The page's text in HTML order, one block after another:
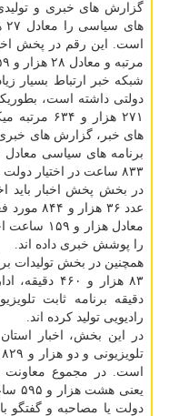
گزارش های خبری و
مرتبه و معادل ۲۸ هزار و ۹۵۹ دقیقه را نشان داده است.
شبكه خبر ارتباط بسیار
۲۷۱ هزار
های خبر، گزارش های خبری
۸۳۳ ساعت در اختیار دولت و دولتمردان بوده است.
در بخش پخش اخبار باید
معادل
را پوشش خبری داده اند.
رادیویی تولید كرده اند.
دولت یا مصاحبه و گفتگو